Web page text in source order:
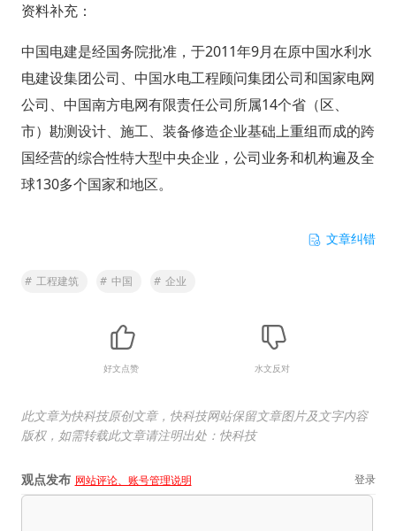
资料补充：
中国电建是经国务院批准，于2011年9月在原中国水利水
电建设集团公司、中国水电工程顾问集团公司和国家电网
公司、中国南方电网有限责任公司所属14个省（区、
市）勘测设计、施工、装备修造企业基础上重组而成的跨
国经营的综合性特大型中央企业，公司业务和机构遍及全
球130多个国家和地区。
文章纠错
# 工程建筑 # 中国 # 企业
好文点赞 水文反对
此文章为快科技原创文章，快科技网站保留文章图片及文字内容
版权，如需转载此文章请注明出处：快科技
观点发布 网站评论、账号管理说明 登录